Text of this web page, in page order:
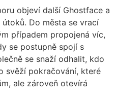
objeví další Ghostface a
Do města se vrací
případem propojená víc,
se postupně spojí s
se snaží odhalit, kdo
svěží pokračování, které
ale zároveň otevírá